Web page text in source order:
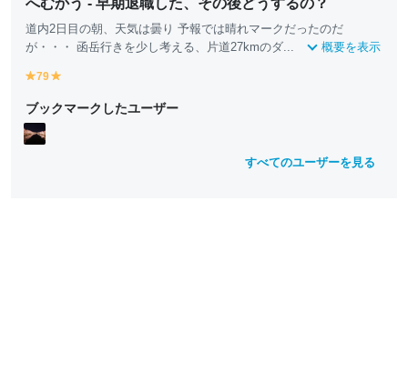
へむかう - 早期退職した、その後どうするの？
道内2日目の朝、天気は曇り 予報では晴れマークだったのだ
が・・・ 函岳行きを少し考える、片道27kmのダ...
概要を表示
y
ll
o
w
79
ll
ブックマークしたユーザー
すべてのユーザーを見る